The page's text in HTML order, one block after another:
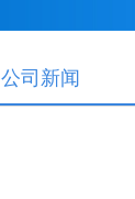
公司新闻